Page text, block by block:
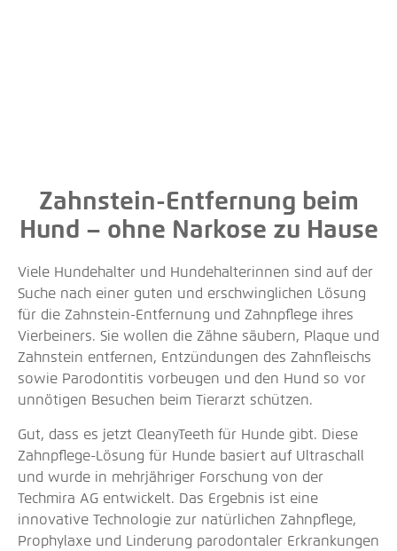
Zahnstein-Entfernung beim
Hund – ohne Narkose zu Hause
Viele Hundehalter und Hundehalterinnen sind auf der
Suche nach einer guten und erschwinglichen Lösung
für die Zahnstein-Entfernung und Zahnpflege ihres
Vierbeiners. Sie wollen die Zähne säubern, Plaque und
Zahnstein entfernen, Entzündungen des Zahnfleischs
sowie Parodontitis vorbeugen und den Hund so vor
unnötigen Besuchen beim Tierarzt schützen.
Gut, dass es jetzt CleanyTeeth für Hunde gibt. Diese
Zahnpflege-Lösung für Hunde basiert auf Ultraschall
und wurde in mehrjähriger Forschung von der
Techmira AG entwickelt. Das Ergebnis ist eine
innovative Technologie zur natürlichen Zahnpflege,
Prophylaxe und Linderung parodontaler Erkrankungen